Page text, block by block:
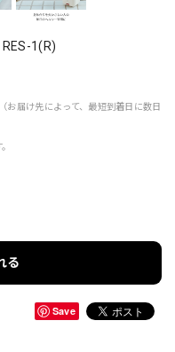
1(R)
届け先によって、最短到着日に数日
る
Save